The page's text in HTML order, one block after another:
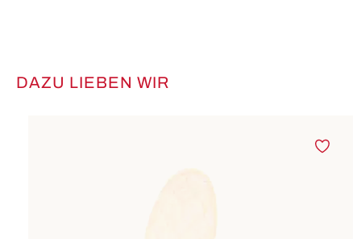
Produktgalerie überspringen
DAZU LIEBEN WIR